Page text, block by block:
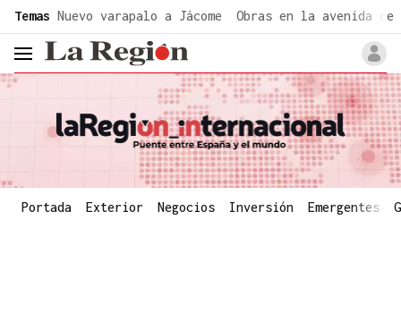
Temas Nuevo varapalo a Jácome Obras en la avenida de
header.menu.open
Portada Exterior Negocios Inversión Emergentes